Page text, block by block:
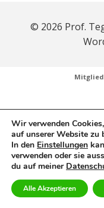
© 2026 Prof.
Wir verwenden
auf unserer Website zu
In den Einstellungen
verwenden oder sie
du auf meiner
Alle Akzeptieren